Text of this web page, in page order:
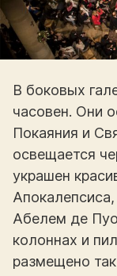
В боковых
часовен. Они
Покаяния и
освещается
украшен
Абелем де
колоннах и
размещено